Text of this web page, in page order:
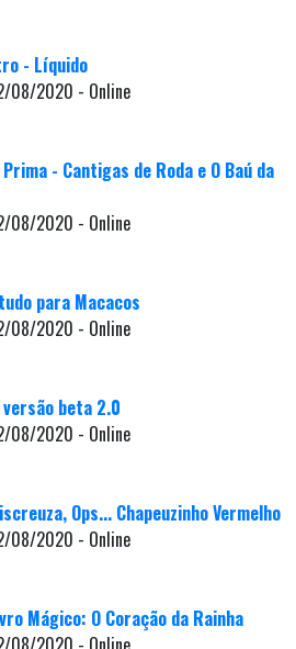
- Líquido
08/2020 - Online
- Cantigas de Roda e O Baú da
08/2020 - Online
para Macacos
08/2020 - Online
versão beta 2.0
08/2020 - Online
Ops... Chapeuzinho Vermelho
08/2020 - Online
Mágico: O Coração da Rainha